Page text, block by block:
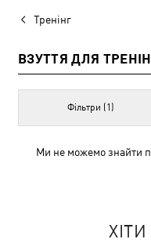
Тренінг
ВЗУТТЯ ДЛЯ
Фільтри (1)
Ми не можемо знайти